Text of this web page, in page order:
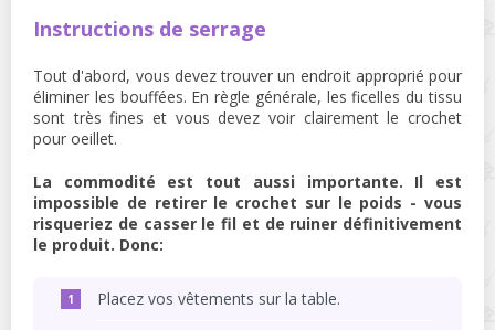
Instructions de serrage
Tout d'abord, vous devez trouver un endroit approprié pour
éliminer les bouffées. En règle générale, les ficelles du tissu
sont très fines et vous devez voir clairement le crochet
pour oeillet.
La commodité est tout aussi importante. Il est
impossible de retirer le crochet sur le poids - vous
risqueriez de casser le fil et de ruiner définitivement
le produit. Donc:
Placez vos vêtements sur la table.